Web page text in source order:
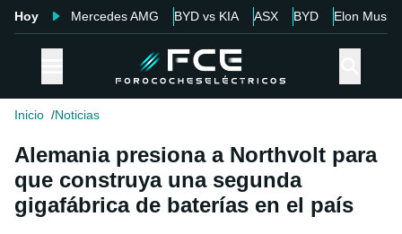
Hoy Mercedes AMG BYD vs KIA ASX BYD Elon Musk
Inicio Noticias
Alemania presiona a Northvolt para
que construya una segunda
gigafábrica de baterías en el país